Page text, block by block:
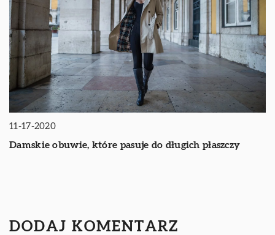
11-17-2020
Damskie obuwie, które pasuje do długich płaszczy
DODAJ KOMENTARZ